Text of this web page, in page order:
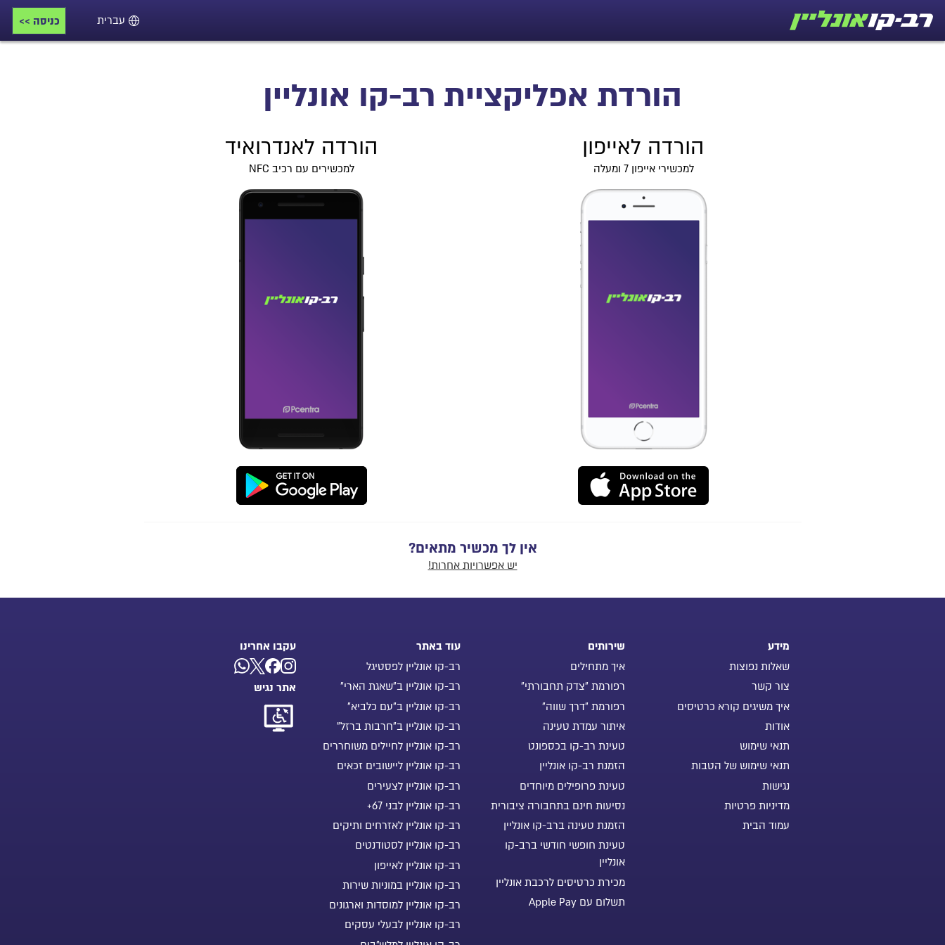
שפה כניסה >>
הורדת אפליקציית רב-קו אונליין
הורדה לאייפון
למכשירי אייפון 7 ומעלה
הורדה לאנדרואיד
למכשירים עם רכיב NFC
אין לך מכשיר מתאים?
יש אפשרויות אחרות!
מידע
שאלות נפוצות
צור קשר
איך משיגים קורא כרטיסים
אודות
תנאי שימוש
תנאי שימוש של הטבות
נגישות
מדיניות פרטיות
עמוד הבית
שירותים
איך מתחילים
רפורמת "צדק תחבורתי"
רפורמת "דרך שווה"
איתור עמדת טעינה
טעינת רב-קו בכספונט
הזמנת רב-קו אונליין
טעינת פרופילים מיוחדים
נסיעות חינם בתחבורה ציבורית
הזמנת טעינה ברב-קו אונליין
טעינת חופשי חודשי ברב-קו
אונליין
מכירת כרטיסים לרכבת אונליין
תשלום עם Apple Pay
עוד באתר
רב-קו אונליין לפסטיגל
רב-קו אונליין ב"שאגת הארי"
רב-קו אונליין ב"עם כלביא"
רב-קו אונליין ב"חרבות ברזל"
רב-קו אונליין לחיילים משוחררים
רב-קו אונליין ליישובים זכאים
רב-קו אונליין לצעירים
רב-קו אונליין לבני 67+
רב-קו אונליין לאזרחים ותיקים
רב-קו אונליין לסטודנטים
רב-קו אונליין לאייפון
רב-קו אונליין במוניות שירות
רב-קו אונליין למוסדות וארגונים
רב-קו אונליין לבעלי עסקים
עקבו אחרינו
אתר נגיש